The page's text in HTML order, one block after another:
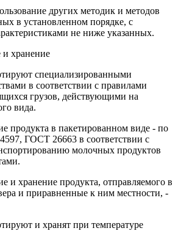
других методик и методов
в установленном порядке, с
не ниже указанных.
и хранение
специализированными
в соответствии с правилами
грузов, действующими на
вида.
продукта в пакетированном виде - по
ГОСТ 26663 в соответствии с
молочных продуктов
и хранение продукта, отправляемого в
и приравненные к ним местности, -
и хранят при температуре